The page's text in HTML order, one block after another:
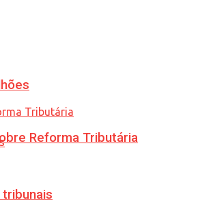
Reforma Tributária